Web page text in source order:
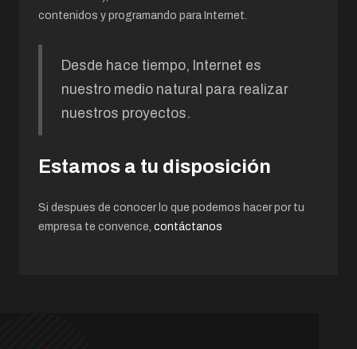
contenidos y programando para Internet.
Desde hace tiempo, Internet es
nuestro medio natural para realizar
nuestros proyectos.
Estamos a tu disposición
Si despues de conocer lo que podemos hacer por tu
empresa te convence, contáctanos